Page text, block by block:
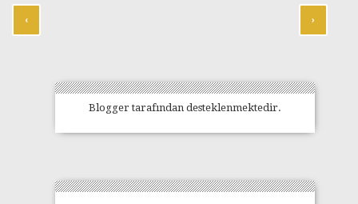
‹ ›
Bloggertarafından desteklenmektedir.